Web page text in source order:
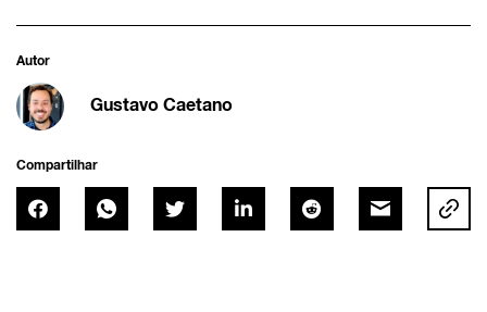
Autor
Gustavo Caetano
Compartilhar